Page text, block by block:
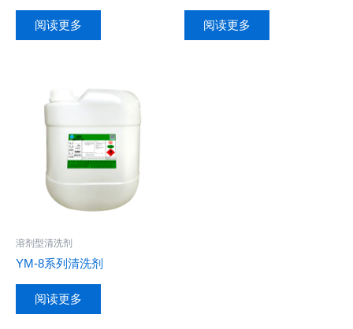
阅读更多 阅读更多
溶剂型清洗剂
YM-8系列清洗剂
阅读更多